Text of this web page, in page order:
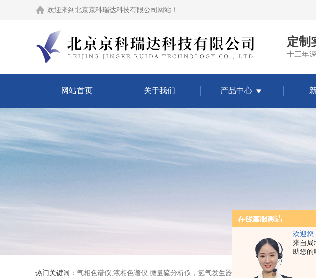
欢迎您
来自局
助您的
欢迎来到 北京京科瑞达科技有限公司网站 ！
定制
十三年
网站首页 关于我们 产品中心
热门关键词： 气相色谱仪,液相色谱仪,微量硫分析仪，氢气发生器，氮气发生器，空气发生器，色谱耗件（N2000色谱工作站，色谱柱、阀件、进样器、色谱担体），顶空进样器，热解析仪，紫外分光